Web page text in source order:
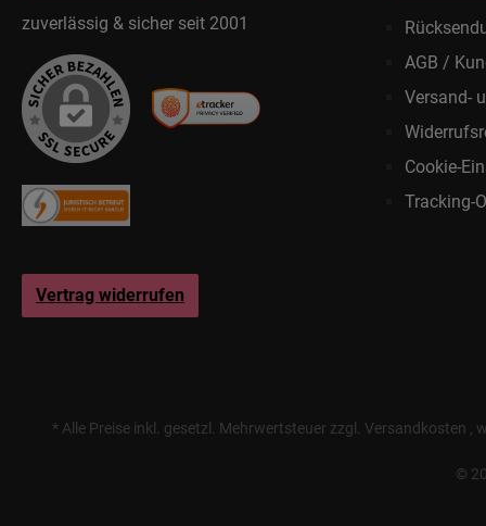
zuverlässig & sicher seit 2001
Vertrag widerrufen
AGB /
Versand-
Cookie-
Tracking-
* Alle Preise inkl. gesetzl. Mehrwertsteuer zzgl. Versandkosten ,
©